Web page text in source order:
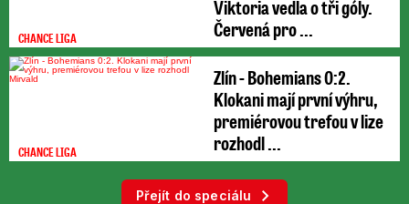
CHANCE LIGA
Viktoria vedla o tři góly.
Červená pro ...
CHANCE LIGA
Zlín - Bohemians 0:2.
Klokani mají první výhru,
premiérovou trefou v lize
rozhodl ...
Přejít do speciálu